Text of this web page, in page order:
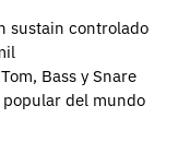
sustain controlado
Bass y Snare
del mundo